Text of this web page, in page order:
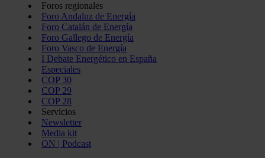
Foros regionales
Foro Andaluz de Energía
Foro Catalán de Energía
Foro Gallego de Energía
Foro Vasco de Energía
I Debate Energético en España
Especiales
COP 30
COP 29
COP 28
Servicios
Newsletter
Media kit
ON | Podcast